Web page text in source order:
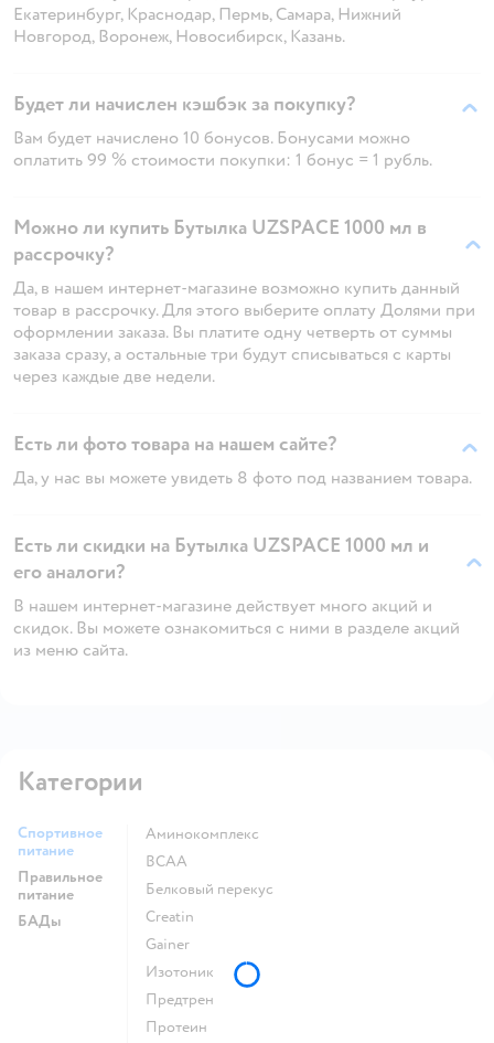
Екатеринбург, Краснодар, Пермь, Самара, Нижний
Новгород, Воронеж, Новосибирск, Казань.
Будет ли начислен кэшбэк за покупку?
Вам будет начислено 10 бонусов. Бонусами можно
оплатить 99 % стоимости покупки: 1 бонус = 1 рубль.
Можно ли купить Бутылка UZSPACE 1000 мл в
рассрочку?
Да, в нашем интернет-магазине возможно купить данный
товар в рассрочку. Для этого выберите оплату Долями при
оформлении заказа. Вы платите одну четверть от суммы
заказа сразу, а остальные три будут списываться с карты
через каждые две недели.
Есть ли фото товара на нашем сайте?
Да, у нас вы можете увидеть 8 фото под названием товара.
Есть ли скидки на Бутылка UZSPACE 1000 мл и
его аналоги?
В нашем интернет-магазине действует много акций и
скидок. Вы можете ознакомиться с ними в разделе акций
из меню сайта.
Категории
Спортивное
питание
Правильное
питание
БАДы
Аминокомплекс
BCAA
Белковый перекус
Creatin
Gainer
Изотоник
Предтрен
Протеин